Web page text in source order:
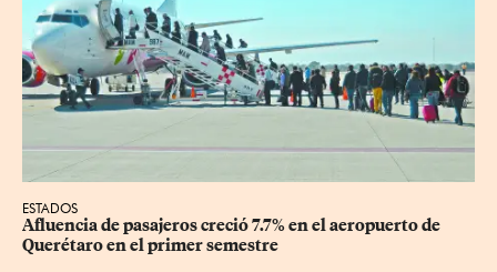
ESTADOS
Afluencia de pasajeros creció 7.7% en el aeropuerto de
Querétaro en el primer semestre